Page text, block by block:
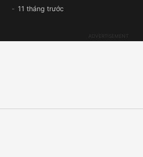
11 tháng trước